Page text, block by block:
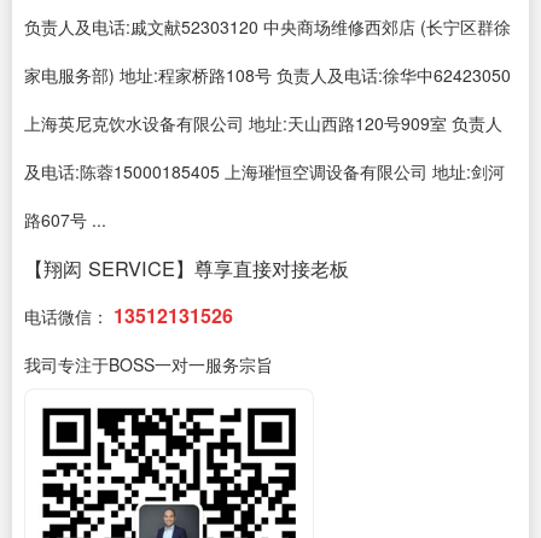
负责人及电话:戚文献52303120 中央商场维修西郊店 (长宁区群徐
家电服务部) 地址:程家桥路108号 负责人及电话:徐华中62423050
上海英尼克饮水设备有限公司 地址:天山西路120号909室 负责人
及电话:陈蓉15000185405 上海璀恒空调设备有限公司 地址:剑河
路607号 ...
【翔闳 SERVICE】尊享直接对接老板
电话微信： 13512131526
我司专注于BOSS一对一服务宗旨